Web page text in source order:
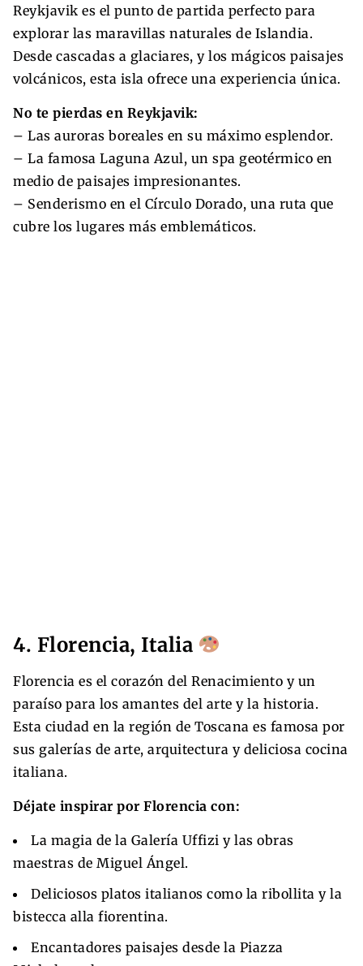
Reykjavik es el punto de partida perfecto para
explorar las maravillas naturales de Islandia.
Desde cascadas a glaciares, y los mágicos paisajes
volcánicos, esta isla ofrece una experiencia única.
No te pierdas en Reykjavik:
– Las auroras boreales en su máximo esplendor.
– La famosa Laguna Azul, un spa geotérmico en
medio de paisajes impresionantes.
– Senderismo en el Círculo Dorado, una ruta que
cubre los lugares más emblemáticos.
4. Florencia, Italia
Florencia es el corazón del Renacimiento y un
paraíso para los amantes del arte y la historia.
Esta ciudad en la región de Toscana es famosa por
sus galerías de arte, arquitectura y deliciosa cocina
italiana.
Déjate inspirar por Florencia con:
La magia de la Galería Uffizi y las obras
maestras de Miguel Ángel.
Deliciosos platos italianos como la ribollita y la
bistecca alla fiorentina.
Encantadores paisajes desde la Piazza